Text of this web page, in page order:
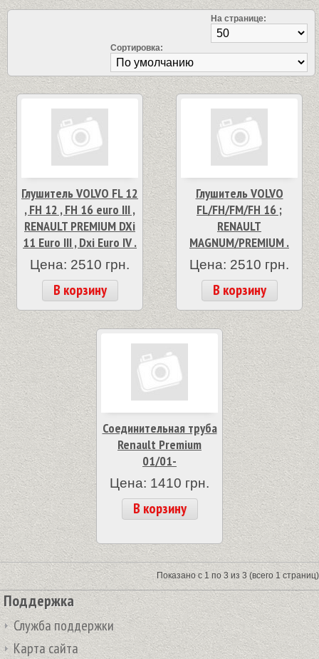
На странице:
Сортировка:
Глушитель VOLVO FL 12
, FH 12 , FH 16 euro III ,
RENAULT PREMIUM DXi
11 Euro III , Dxi Euro IV .
Цена: 2510 грн.
В корзину
Глушитель VOLVO
FL/FH/FM/FH 16 ;
RENAULT
MAGNUM/PREMIUM .
Цена: 2510 грн.
В корзину
Соединительная труба
Renault Premium
01/01-
Цена: 1410 грн.
В корзину
Показано с 1 по 3 из 3 (всего 1 страниц)
Поддержка
Служба поддержки
Карта сайта